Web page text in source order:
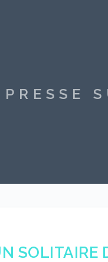
SOLITAIRE